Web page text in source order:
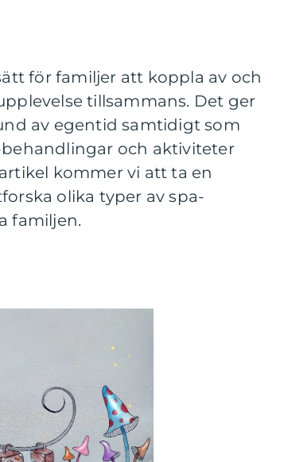
för familjer att koppla av och
tillsammans. Det ger
av egentid samtidigt som
och aktiviteter
kommer vi att ta en
olika typer av spa-
familjen.